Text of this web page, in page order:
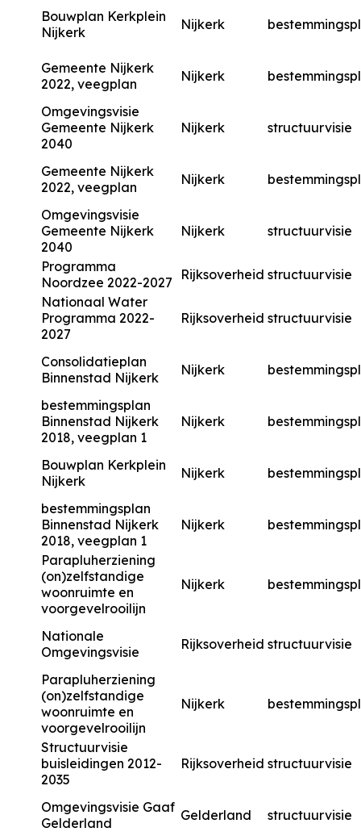
Bouwplan Kerkplein
Nijkerk
Nijkerk
Gemeente Nijkerk
2022, veegplan
Nijkerk
Omgevingsvisie
Gemeente Nijkerk
2040
Nijkerk structuurvisie
Gemeente Nijkerk
2022, veegplan
Nijkerk
Omgevingsvisie
Gemeente Nijkerk
2040
Nijkerk structuurvisie
Programma
Noordzee 2022-2027
Rijksoverheid structuurvisie
Nationaal Water
Programma 2022-
2027
Rijksoverheid structuurvisie
Consolidatieplan
Binnenstad Nijkerk
Nijkerk
bestemmingsplan
Binnenstad Nijkerk
2018, veegplan 1
Nijkerk
Bouwplan Kerkplein
Nijkerk
Nijkerk
bestemmingsplan
Binnenstad Nijkerk
2018, veegplan 1
Nijkerk
Parapluherziening
(on)zelfstandige
woonruimte en
voorgevelrooilijn
Nijkerk
Nationale
Omgevingsvisie
Rijksoverheid structuurvisie
Parapluherziening
(on)zelfstandige
woonruimte en
voorgevelrooilijn
Nijkerk
Structuurvisie
buisleidingen 2012-
2035
Rijksoverheid structuurvisie
Omgevingsvisie Gaaf
Gelderland
Gelderland structuurvisie